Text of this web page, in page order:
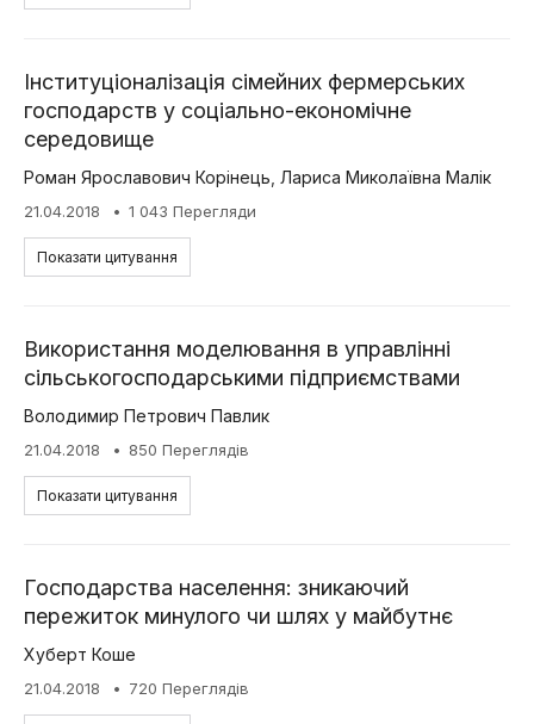
Інституціоналізація сімейних фермерських
господарств у соціально-економічне
середовище
Роман Ярославович Корінець Лариса Миколаївна Малік
21.04.2018 1 043 Перегляди
Показати цитування
Використання моделювання в управлінні
сільськогосподарськими підприємствами
Володимир Петрович Павлик
21.04.2018 850 Переглядів
Показати цитування
Господарства населення: зникаючий
пережиток минулого чи шлях у майбутнє
Хуберт Коше
21.04.2018 720 Переглядів